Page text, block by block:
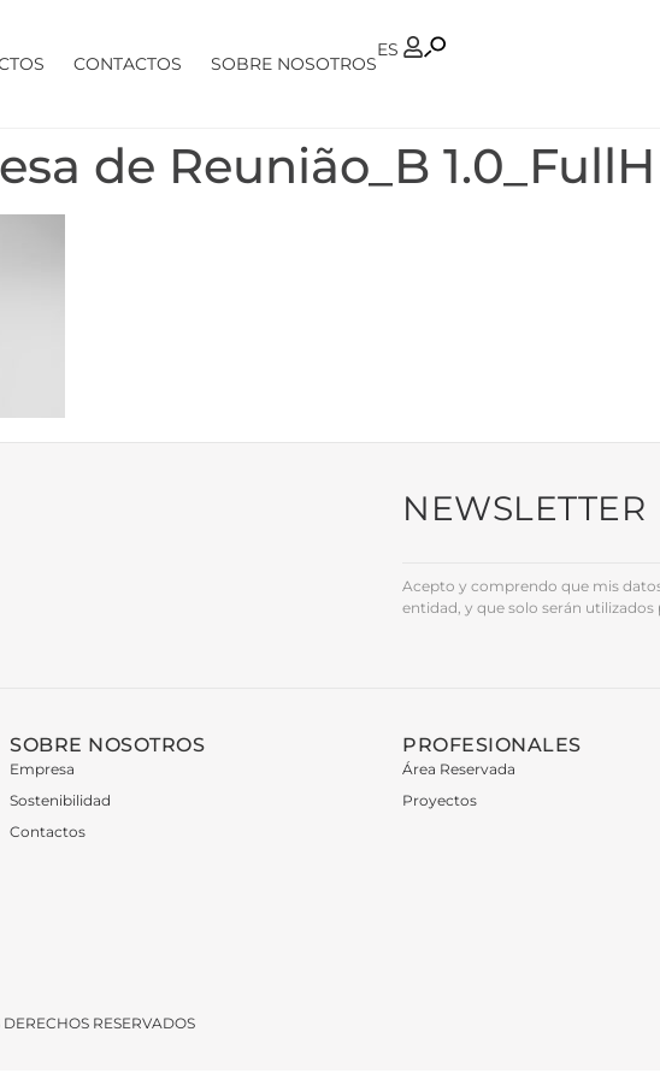
CONTACTOS SOBRE NOSOTROS
ES
PT
de Reunião_B
NEWSLETTER
Acepto y comprendo que mis
entidad, y que solo serán
SOBRE NOSOTROS
Empresa
Sostenibilidad
Contactos
PROFESIONALES
Área Reservada
Proyectos
RESERVADOS